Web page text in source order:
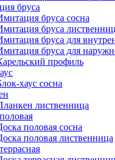
бруса
бруса сосна
бруса
бруса для
бруса для
профиль
хаус сосна
лиственница
половая сосна
половая лиственница